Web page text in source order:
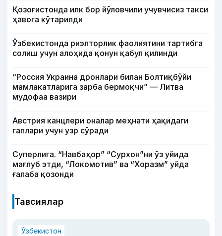
Қозоғистонда илк бор йўловчили учувчисиз такси
ҳавога кўтарилди
Ўзбекистонда риэлторлик фаолиятини тартибга
солиш учун алоҳида қонун қабул қилинди
“Россия Украина дронлари билан Болтиқбўйи
мамлакатларига зарба бермоқчи” — Литва
мудофаа вазири
Австрия канцлери оналар меҳнати ҳақидаги
гаплари учун узр сўради
Суперлига. “Навбаҳор” “Сурхон”ни ўз уйида
мағлуб этди, “Локомотив” ва “Хоразм” уйда
ғалаба қозонди
Тавсиялар
Ўзбекистон